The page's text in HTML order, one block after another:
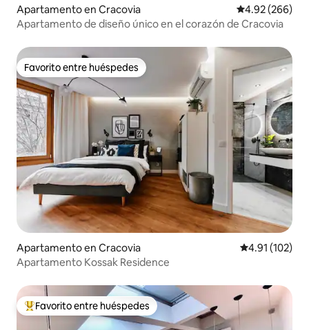
Apartamento en Cracovia Calificación
4.92 (266)
Apartamento de diseño único en el corazón de Cracovia
Favorito entre huéspedes
Favorito entre huéspedes
Apartamento en Cracovia Calificación
4.91 (102)
Apartamento Kossak Residence
Favorito entre huéspedes preferido
Favorito entre huéspedes